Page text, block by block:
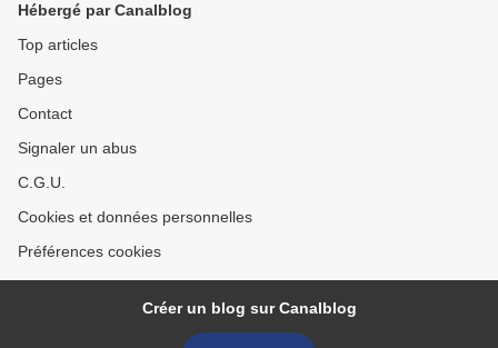
Hébergé par Canalblog
Top articles
Pages
Contact
Signaler un abus
C.G.U.
Cookies et données personnelles
Préférences cookies
Créer un blog sur Canalblog